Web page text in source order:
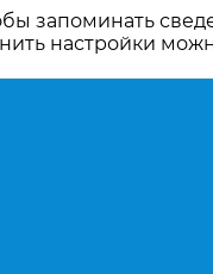
запоминать
настройки